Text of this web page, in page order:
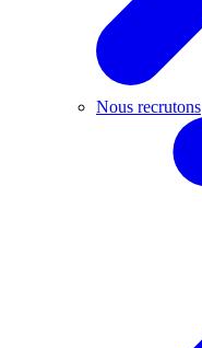
Nous recrutons